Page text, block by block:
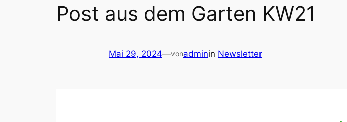
Post aus dem Garten KW21
Mai 29, 2024—vonadminin Newsletter